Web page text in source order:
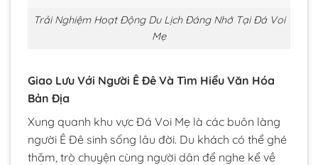
Trải Nghiệm Hoạt Động Du Lịch Đáng Nhớ Tại Đá Voi
Mẹ
Giao Lưu Với Người Ê Đê Và Tìm Hiểu Văn Hóa
Bản Địa
Xung quanh khu vực Đá Voi Mẹ là các buôn làng
người Ê Đê sinh sống lâu đời. Du khách có thể ghé
thăm, trò chuyện cùng người dân để nghe kể về